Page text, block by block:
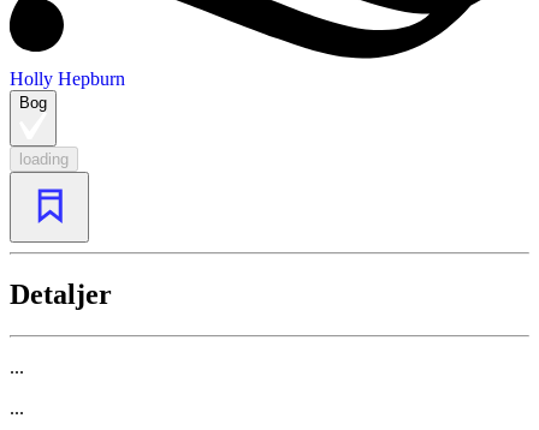
Holly Hepburn
Bog
loading
Detaljer
...
...